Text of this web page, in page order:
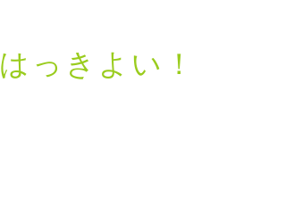
はっきよい！